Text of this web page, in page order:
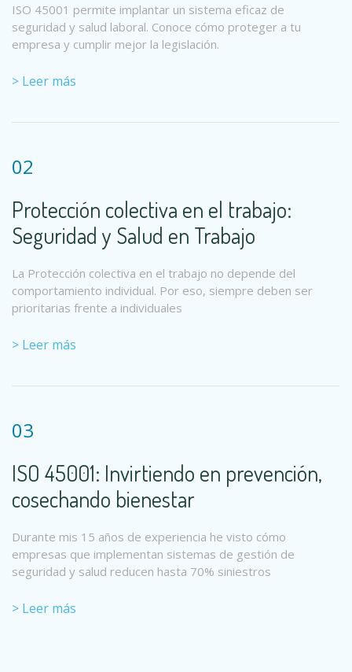
ISO 45001 permite implantar un sistema eficaz de
seguridad y salud laboral. Conoce cómo proteger a tu
empresa y cumplir mejor la legislación.
> Leer más
02
Protección colectiva en el trabajo:
Seguridad y Salud en Trabajo
La Protección colectiva en el trabajo no depende del
comportamiento individual. Por eso, siempre deben ser
prioritarias frente a individuales
> Leer más
03
ISO 45001: Invirtiendo en prevención,
cosechando bienestar
Durante mis 15 años de experiencia he visto cómo
empresas que implementan sistemas de gestión de
seguridad y salud reducen hasta 70% siniestros
> Leer más